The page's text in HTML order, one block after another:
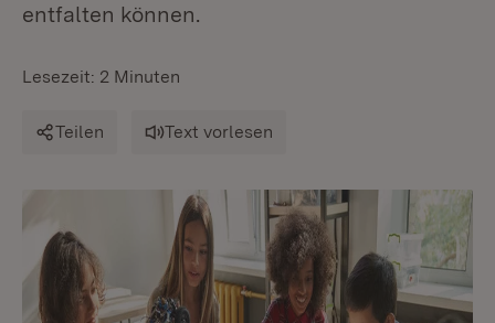
entfalten können.
Lesezeit: 2 Minuten
Teilen Text vorlesen